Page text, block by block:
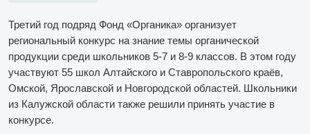
Третий год подряд Фонд «Органика» организует
региональный конкурс на знание темы органической
продукции среди школьников 5-7 и 8-9 классов. В этом году
участвуют 55 школ Алтайского и Ставропольского краёв,
Омской, Ярославской и Новгородской областей. Школьники
из Калужской области также решили принять участие в
конкурсе.